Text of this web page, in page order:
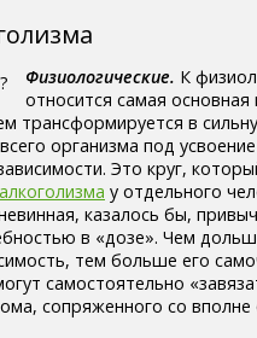
Физиологические. К
относится самая
трансформируется в
организма под
Это круг,
у отдельного
казалось бы,
в «дозе». Чем
тем больше его
самостоятельно
сопряженного со